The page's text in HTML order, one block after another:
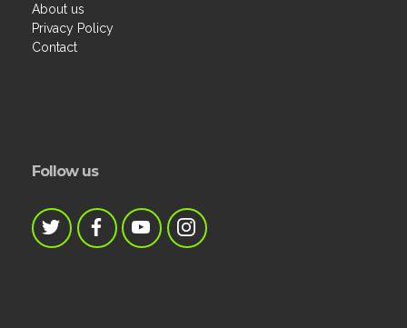
About us
Privacy Policy
Contact
Follow us